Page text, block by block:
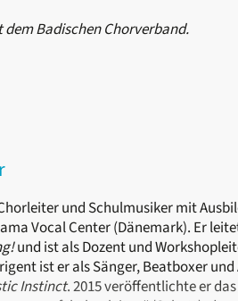
Badischen Chorverband.
und Schulmusiker mit
Vocal Center (Dänemark). Er
und ist als Dozent und
ist er als Sänger, Beatboxer
Instinct. 2015 veröffentlichte er